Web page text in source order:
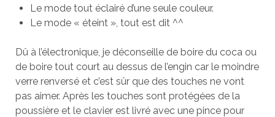
Le mode tout éclairé d’une seule couleur.
Le mode « éteint », tout est dit ^^
Dû à l’électronique, je déconseille de boire du coca ou
de boire tout court au dessus de l’engin car le moindre
verre renversé et c’est sûr que des touches ne vont
pas aimer. Après les touches sont protégées de la
poussière et le clavier est livré avec une pince pour